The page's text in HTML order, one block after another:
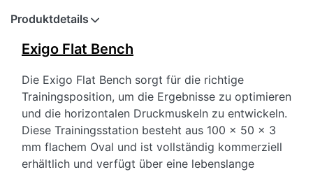
Produktdetails
Exigo Flat Bench
Die Exigo Flat Bench sorgt für die richtige
Trainingsposition, um die Ergebnisse zu optimieren
und die horizontalen Druckmuskeln zu entwickeln.
Diese Trainingsstation besteht aus 100 x 50 x 3
mm flachem Oval und ist vollständig kommerziell
erhältlich und verfügt über eine lebenslange